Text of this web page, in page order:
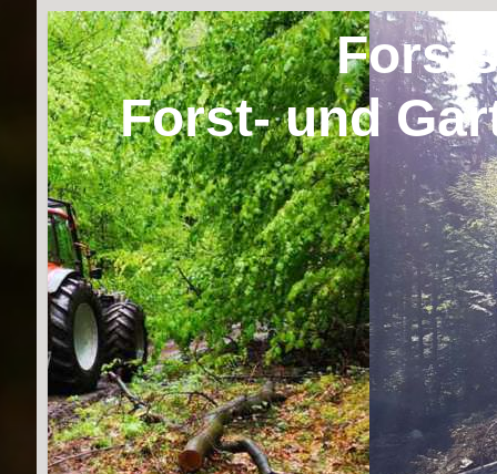
Forst- und